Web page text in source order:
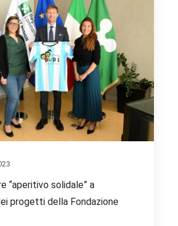
“aperitivo solidale” a
progetti della Fondazione